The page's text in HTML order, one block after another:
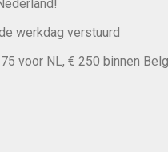
werkdag verstuurd
voor NL, € 250 binnen